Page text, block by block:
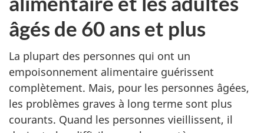
âgés de 60 ans et plus
La plupart des personnes qui ont un
empoisonnement alimentaire guérissent
complètement. Mais, pour les personnes âgées,
les problèmes graves à long terme sont plus
courants. Quand les personnes vieillissent, il